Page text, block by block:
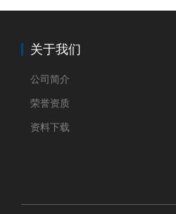
关于我们
公司简介
荣誉资质
资料下载